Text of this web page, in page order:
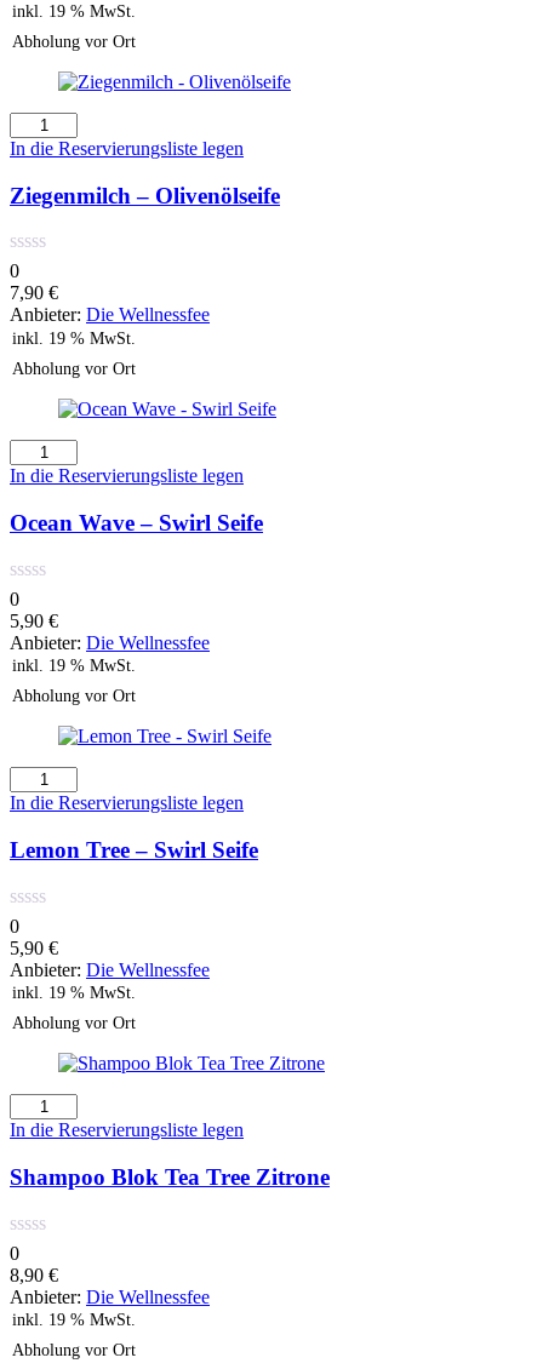
inkl. 19 % MwSt.
Abholung vor Ort
Ziegenmilch
-
Menge
In die Reservierungsliste legen
Ziegenmilch – Olivenölseife
0
7,90 €
Anbieter: Die Wellnessfee
inkl. 19 % MwSt.
Abholung vor Ort
Ocean
Wave
Swirl
Seife
In die Reservierungsliste legen
Ocean Wave – Swirl Seife
0
5,90 €
Anbieter: Die Wellnessfee
inkl. 19 % MwSt.
Abholung vor Ort
Lemon
Tree
Swirl
Seife
In die Reservierungsliste legen
Lemon Tree – Swirl Seife
0
5,90 €
Anbieter: Die Wellnessfee
inkl. 19 % MwSt.
Abholung vor Ort
Shampoo
Blok
Tree
Zitrone
In die Reservierungsliste legen
Shampoo Blok Tea Tree Zitrone
0
8,90 €
Anbieter: Die Wellnessfee
inkl. 19 % MwSt.
Abholung vor Ort